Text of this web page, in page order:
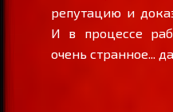
репутацию и
И в процессе
очень странное...